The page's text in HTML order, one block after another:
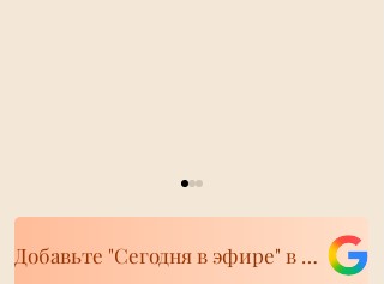
Добавьте "Сегодня в эфире" в свои источники